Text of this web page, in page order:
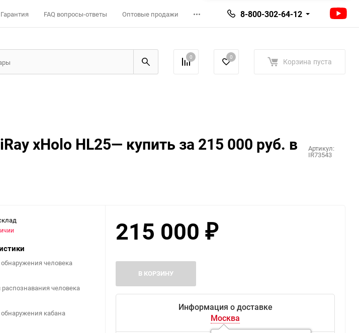
Гарантия FAQ вопросы-ответы Оптовые продажи 8-800-302-64-12
0 0 Корзина пуста
xHolo HL25— купить за 215 000 руб. в Артикул:
IR73543
человека
человека
кабана
215 000 ₽
В КОРЗИНУ
Информация о доставке
Москва